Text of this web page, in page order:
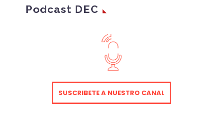
Podcast DEC
SUSCRIBETE A NUESTRO CANAL